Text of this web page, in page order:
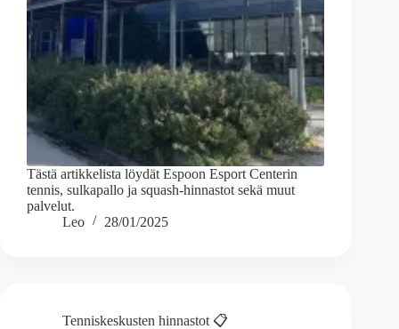
Tästä artikkelista löydät Espoon Esport Centerin
tennis, sulkapallo ja squash-hinnastot sekä muut
palvelut.
Leo
28/01/2025
Tenniskeskusten hinnastot 📋